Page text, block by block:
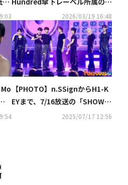
る
組が相次いで契約解除を要求
2026/03/19 16:48
【PHOTO】n.SSignからH1-K
EYまで、7/16放送の「SHOW C
HAMPION」に出演2025/07/17 12:56